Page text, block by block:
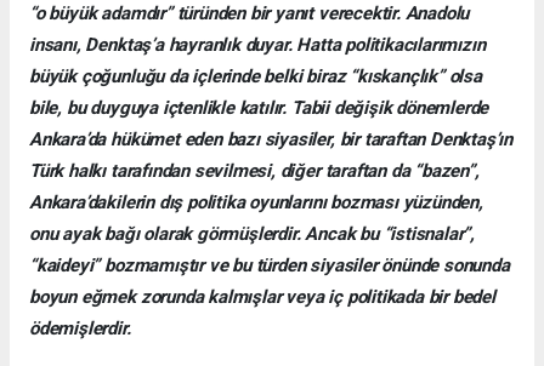
“o büyük adamdır” türünden bir yanıt verecektir. Anadolu
insanı, Denktaş’a hayranlık duyar. Hatta politikacılarımızın
büyük çoğunluğu da içlerinde belki biraz “kıskançlık” olsa
bile, bu duyguya içtenlikle katılır. Tabii değişik dönemlerde
Ankara’da hükümet eden bazı siyasiler, bir taraftan Denktaş’ın
Türk halkı tarafından sevilmesi, diğer taraftan da “bazen”,
Ankara’dakilerin dış politika oyunlarını bozması yüzünden,
onu ayak bağı olarak görmüşlerdir. Ancak bu “istisnalar”,
“kaideyi” bozmamıştır ve bu türden siyasiler önünde sonunda
boyun eğmek zorunda kalmışlar veya iç politikada bir bedel
ödemişlerdir.